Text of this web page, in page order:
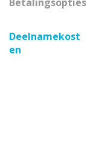
Betalingsopties
Deelnamekost
en